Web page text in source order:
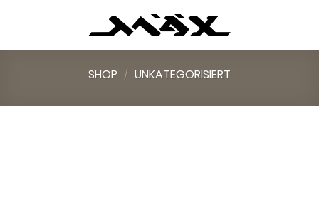
SHOP / UNKATEGORISIERT